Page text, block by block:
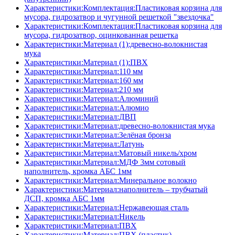
Характеристики:Комплектация:Пластиковая корзина для
мусора, гидрозатвор и чугунной решеткой "звездочка"
Характеристики:Комплектация:Пластиковая корзина для
мусора, гидрозатвор, оцинкованная решетка
Характеристики:Материал (1):древесно-волокнистая
мука
Характеристики:Материал (1):ПВХ
Характеристики:Материал:110 мм
Характеристики:Материал:160 мм
Характеристики:Материал:210 мм
Характеристики:Материал:Алюминий
Характеристики:Материал:Алюмио
Характеристики:Материал:ДВП
Характеристики:Материал:древесно-волокнистая мука
Характеристики:Материал:Зелёная бронза
Характеристики:Материал:Латунь
Характеристики:Материал:Матовый никель/хром
Характеристики:Материал:МДФ 3мм сотовый
наполнитель, кромка AБC 1мм
Характеристики:Материал:Минеральное волокно
Характеристики:Материал:наполнитель – трубчатый
ДСП, кромка AБC 1мм
Характеристики:Материал:Нержавеющая сталь
Характеристики:Материал:Никель
Характеристики:Материал:ПВХ